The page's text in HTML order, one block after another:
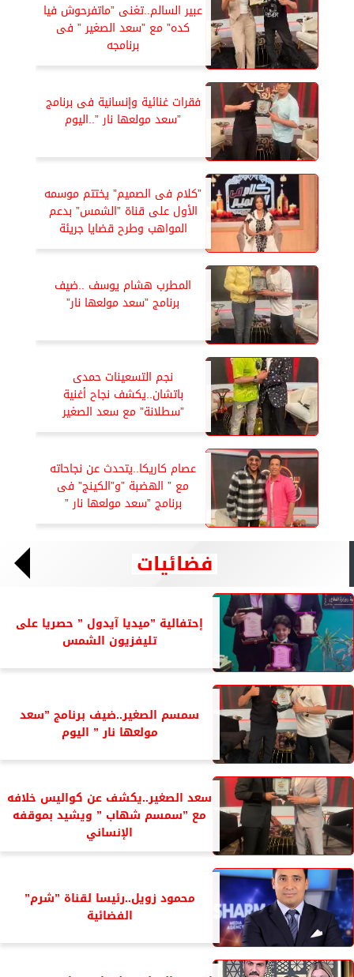
عبير السالم..تغنى ”ماتفرحوش فيا
كده” مع ”سعد الصغير ” فى
برنامجه
فقرات غنائية وإنسانية فى برنامج
”سعد مولعها نار ”..اليوم
”كلام فى الصميم” يختتم موسمه
الأول على قناة ”الشمس” بدعم
المواهب وطرح قضايا جريئة
المطرب هشام يوسف ..ضيف
برنامج ”سعد مولعها نار”
نجم التسعينات حمدى
باتشان..يكشف نجاح أغنية
”سطلانة” مع سعد الصغير
عصام كاريكا..يتحدث عن نجاحاته
مع ” الهضبة ”و”الكينج” فى
برنامج ”سعد مولعها نار ”
فضائيات
إحتفالية ”ميديا آيدول ” حصريا على
تليفزيون الشمس
سمسم الصغير..ضيف برنامج ”سعد
مولعها نار ” اليوم
سعد الصغير..يكشف عن كواليس خلافه
مع ”سمسم شهاب ” ويشيد بموقفه
الإنساني
محمود زويل..رئيسا لقناة ”شرم”
الفضائية